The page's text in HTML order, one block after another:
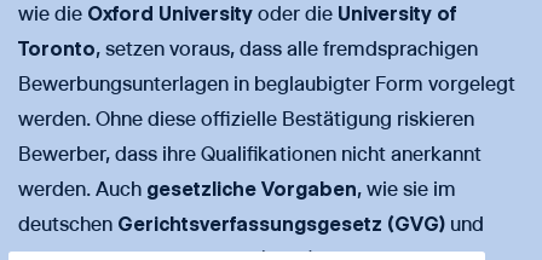
wie die Oxford University oder die University of
Toronto, setzen voraus, dass alle fremdsprachigen
Bewerbungsunterlagen in beglaubigter Form vorgelegt
werden. Ohne diese offizielle Bestätigung riskieren
Bewerber, dass ihre Qualifikationen nicht anerkannt
werden. Auch gesetzliche Vorgaben, wie sie im
deutschen Gerichtsverfassungsgesetz (GVG) und